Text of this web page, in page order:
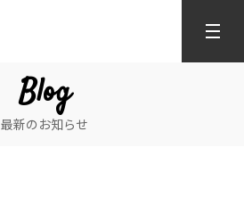
Blog
最新のお知らせ